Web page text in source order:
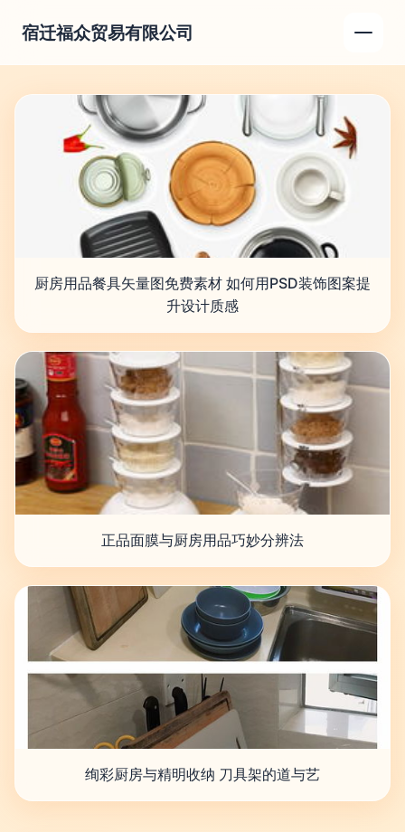
宿迁福众贸易有限公司
厨房用品餐具矢量图免费素材 如何用PSD装饰图案提
升设计质感
正品面膜与厨房用品巧妙分辨法
绚彩厨房与精明收纳 刀具架的道与艺